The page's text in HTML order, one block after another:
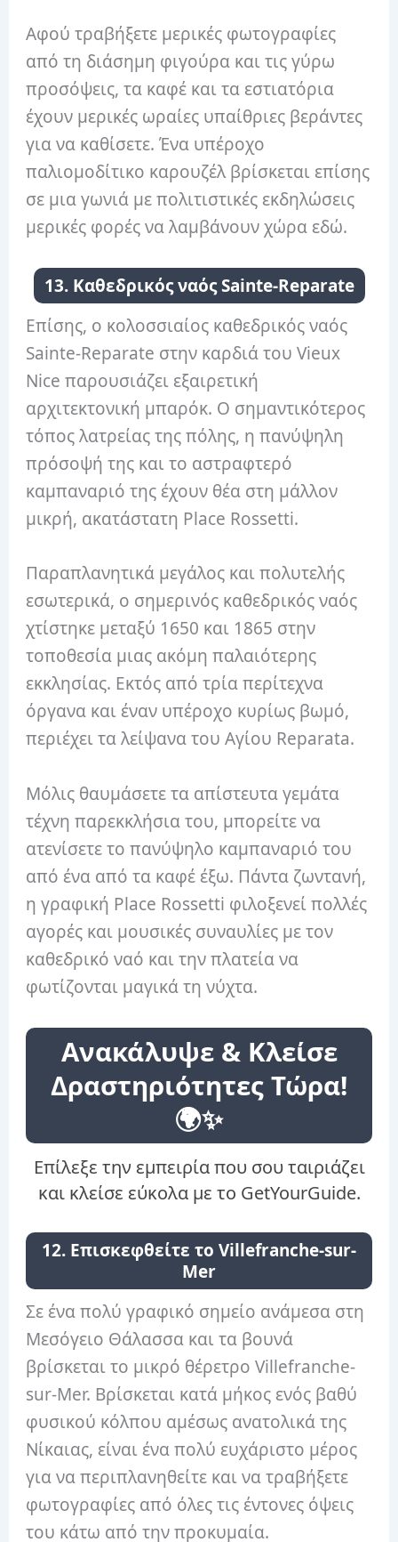
Αφού τραβήξετε μερικές φωτογραφίες
από τη διάσημη φιγούρα και τις γύρω
προσόψεις, τα καφέ και τα εστιατόρια
έχουν μερικές ωραίες υπαίθριες βεράντες
για να καθίσετε. Ένα υπέροχο
παλιομοδίτικο καρουζέλ βρίσκεται επίσης
σε μια γωνιά με πολιτιστικές εκδηλώσεις
μερικές φορές να λαμβάνουν χώρα εδώ.
13. Καθεδρικός ναός Sainte-Reparate
Επίσης, ο κολοσσιαίος καθεδρικός ναός
Sainte-Reparate στην καρδιά του Vieux
Nice παρουσιάζει εξαιρετική
αρχιτεκτονική μπαρόκ. Ο σημαντικότερος
τόπος λατρείας της πόλης, η πανύψηλη
πρόσοψή της και το αστραφτερό
καμπαναριό της έχουν θέα στη μάλλον
μικρή, ακατάστατη Place Rossetti.
Παραπλανητικά μεγάλος και πολυτελής
εσωτερικά, ο σημερινός καθεδρικός ναός
χτίστηκε μεταξύ 1650 και 1865 στην
τοποθεσία μιας ακόμη παλαιότερης
εκκλησίας. Εκτός από τρία περίτεχνα
όργανα και έναν υπέροχο κυρίως βωμό,
περιέχει τα λείψανα του Αγίου Reparata.
Μόλις θαυμάσετε τα απίστευτα γεμάτα
τέχνη παρεκκλήσια του, μπορείτε να
ατενίσετε το πανύψηλο καμπαναριό του
από ένα από τα καφέ έξω. Πάντα ζωντανή,
η γραφική Place Rossetti φιλοξενεί πολλές
αγορές και μουσικές συναυλίες με τον
καθεδρικό ναό και την πλατεία να
φωτίζονται μαγικά τη νύχτα.
Ανακάλυψε & Κλείσε
Δραστηριότητες Τώρα!
🌍✨
Επίλεξε την εμπειρία που σου ταιριάζει
και κλείσε εύκολα με το GetYourGuide.
12. Επισκεφθείτε το Villefranche-sur-
Mer
Σε ένα πολύ γραφικό σημείο ανάμεσα στη
Μεσόγειο Θάλασσα και τα βουνά
βρίσκεται το μικρό θέρετρο Villefranche-
sur-Mer. Βρίσκεται κατά μήκος ενός βαθύ
φυσικού κόλπου αμέσως ανατολικά της
Νίκαιας, είναι ένα πολύ ευχάριστο μέρος
για να περιπλανηθείτε και να τραβήξετε
φωτογραφίες από όλες τις έντονες όψεις
του κάτω από την προκυμαία.